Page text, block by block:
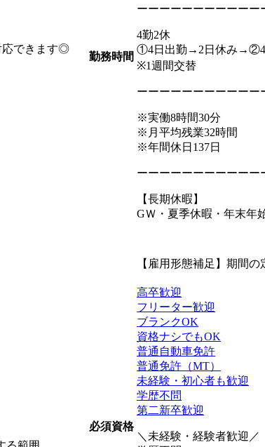
応できます◎
勤務時間
ーーーーーーーーーーー
4勤2休
①4日出勤→2日休み→②4
※1週間交替
ーーーーーーーーーーー
※実働8時間30分
※月平均残業32時間
※年間休日137日
ーーーーーーーーーーー
【長期休暇】
GＷ・夏季休暇・年末年
【雇用形態補足】期間の
必須資格
高卒歓迎
フリーター歓迎
ブランクOK
資格ナシでもOK
普通自動車免許
普通免許（MT）
未経験・初心者も歓迎
学歴不問
第二新卒歓迎
＼未経験・経験者歓迎／